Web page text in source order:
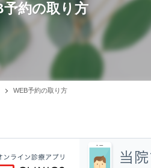
WEB予約の取り方
予約の取り方